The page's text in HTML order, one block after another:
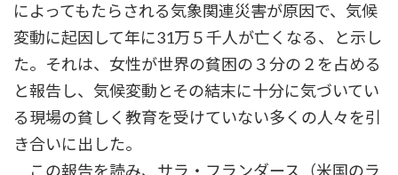
によってもたらされる気象関連災害が原因で、気候
変動に起因して年に31万５千人が亡くなる、と示し
た。それは、女性が世界の貧困の３分の２を占める
と報告し、気候変動とその結末に十分に気づいてい
る現場の貧しく教育を受けていない多くの人々を引
き合いに出した。
この報告を読み、サラ・フランダース（米国のラ